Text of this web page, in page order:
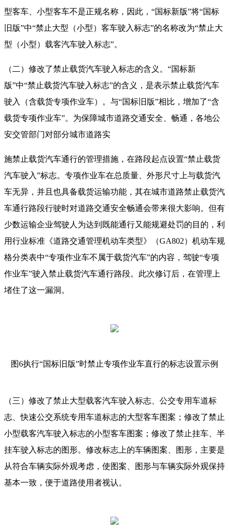
型客车、小型客车不是正规名称，因此，“国标新版”将“国标
旧版”中“禁止大型（小型）客车驶入标志”的名称改为“禁止大
型（小型）载客汽车驶入标志”。
（二）修改了禁止载货汽车驶入标志的含义。“国标新
版”中“禁止载货汽车驶入标志”的含义，是表示禁止载货汽车
驶入（含载货专项作业车）。与“国标旧版”相比，增加了“含
载货专项作业车”。为保障城市道路交通安全、畅通，各地公
安交管部门对部分城市道路实
施禁止载货汽车通行的管理措施，在路段起点设置“禁止载货
汽车驶入”标志。专项作业车在总质量、外形尺寸上与载货汽
车无异，并且也具备载货运输功能，其在城市道路禁止载货汽
车通行路段行驶时对道路交通安全畅通会带来很大影响。但有
少数运输企业驾驶人为达到既能通行又能规避处罚的目的，利
用行业标准《道路交通管理机动车类型》（GA802）机动车规
格分类表中“专项作业车不属于载货汽车”的内容，驾驶“专项
作业车”驶入禁止载货汽车通行路段。此次修订后，在管理上
堵住了这一漏洞。
图6执行“国标旧版”时禁止专项作业车直行的标志设置示例
（三）修改了禁止大型载客汽车驶入标志、公交专用车道标
志、快速公交系统专用车道标志的大型客车图案；修改了禁止
小型载客汽车驶入标志的小型客车图案；修改了禁止挂车、半
挂车驶入标志的图形。修改标志上的车辆图案、图形，主要是
从符合车辆实际外观考虑，使图案、图形与车辆实际外观保持
基本一致，便于道路使用者视认。